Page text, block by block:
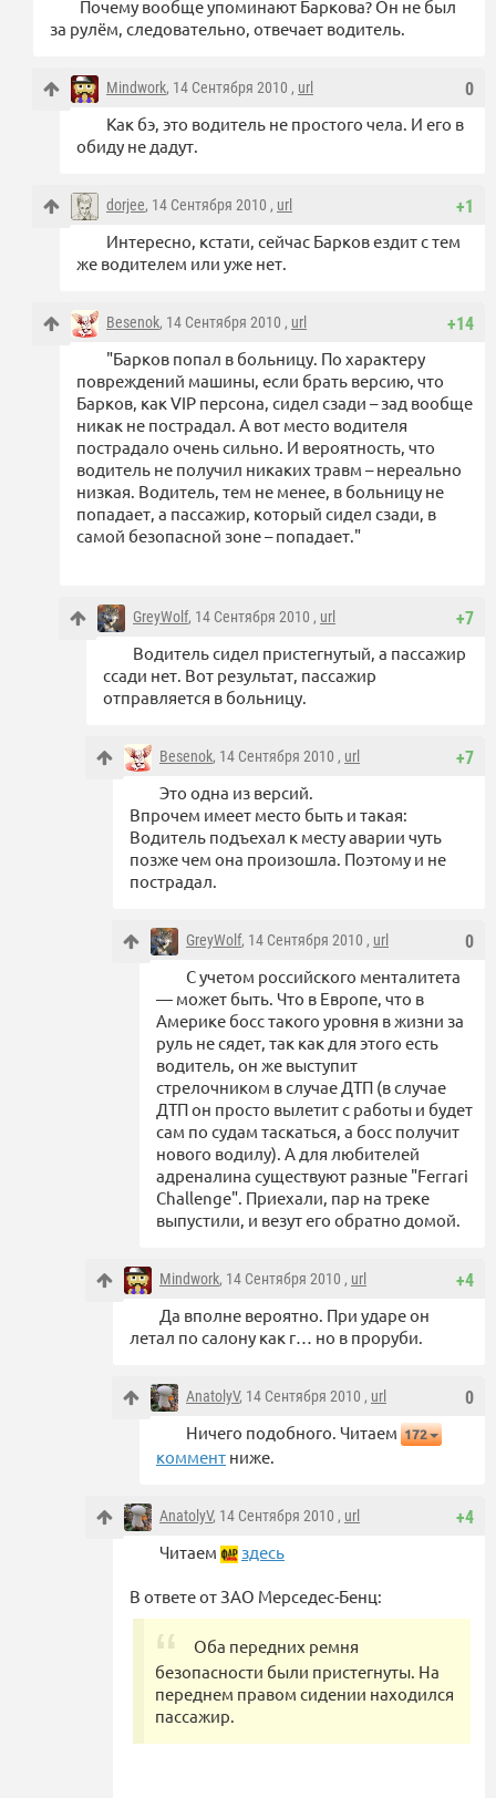
Почему вообще упоминают Баркова? Он не был
за рулём, следовательно, отвечает водитель.
0
Mindwork, 14 Сентября 2010 , url
Как бэ, это водитель не простого чела. И его в
обиду не дадут.
+1
dorjee, 14 Сентября 2010 , url
Интересно, кстати, сейчас Барков ездит с тем
же водителем или уже нет.
+14
Besenok, 14 Сентября 2010 , url
"Барков попал в больницу. По характеру
повреждений машины, если брать версию, что
Барков, как VIP персона, сидел сзади – зад вообще
никак не пострадал. А вот место водителя
пострадало очень сильно. И вероятность, что
водитель не получил никаких травм – нереально
низкая. Водитель, тем не менее, в больницу не
попадает, а пассажир, который сидел сзади, в
самой безопасной зоне – попадает."
+7
GreyWolf, 14 Сентября 2010 , url
Водитель сидел пристегнутый, а пассажир
ссади нет. Вот результат, пассажир
отправляется в больницу.
+7
Besenok, 14 Сентября 2010 , url
Это одна из версий.
Впрочем имеет место быть и такая:
Водитель подъехал к месту аварии чуть
позже чем она произошла. Поэтому и не
пострадал.
0
GreyWolf, 14 Сентября 2010 , url
С учетом российского менталитета
— может быть. Что в Европе, что в
Америке босс такого уровня в жизни за
руль не сядет, так как для этого есть
водитель, он же выступит
стрелочником в случае ДТП (в случае
ДТП он просто вылетит с работы и будет
сам по судам таскаться, а босс получит
нового водилу). А для любителей
адреналина существуют разные "Ferrari
Challenge". Приехали, пар на треке
выпустили, и везут его обратно домой.
+4
Mindwork, 14 Сентября 2010 , url
Да вполне вероятно. При ударе он
летал по салону как г… но в проруби.
0
AnatolyV, 14 Сентября 2010 , url
Ничего подобного. Читаем 172
коммент ниже.
+4
AnatolyV, 14 Сентября 2010 , url
Читаем здесь
В ответе от ЗАО Мерседес-Бенц:
Оба передних ремня
безопасности были пристегнуты. На
переднем правом сидении находился
пассажир.